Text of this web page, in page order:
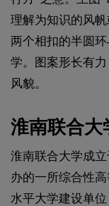
理解为知识的风
两个相扣的半圆
学。图案形长有
风貌。
淮南联合大
淮南联合大学成
办的一所综合性
水平大学建设单